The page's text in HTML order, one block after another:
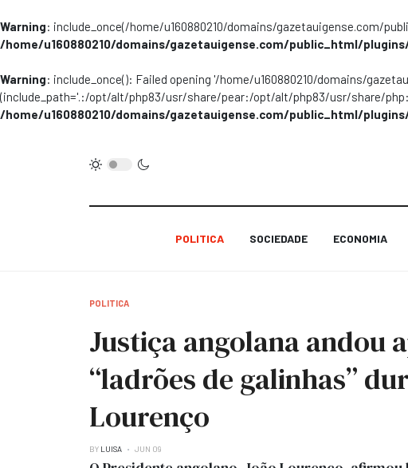
Warning: include_once(/home/u160880210/domains/gazetauigense.com/
/home/u160880210/domains/gazetauigense.com/public_html/
Warning: include_once(): Failed opening '/home/u160880210/domains/
(include_path='.:/opt/alt/php83/usr/share/pear:/opt/alt/php83/usr/share/
/home/u160880210/domains/gazetauigense.com/public_html/
POLITICA SOCIEDADE ECONOMIA
POLITICA
Justiça angolana andou
“ladrões de galinhas”
Lourenço
BY LUISA JUN 09